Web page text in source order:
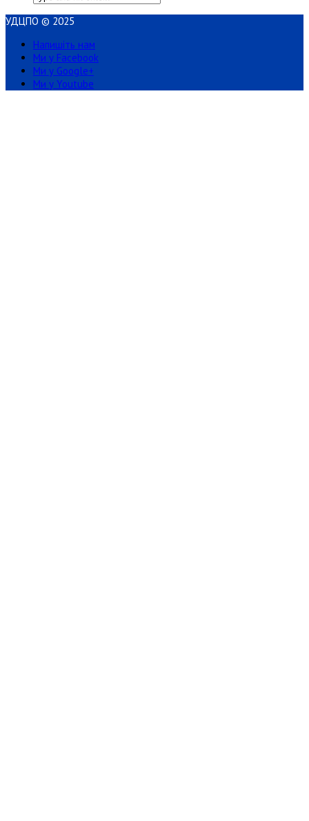
УДЦПО © 2025
Напишіть нам
Ми у Facebook
Ми у Google+
Ми у Youtube